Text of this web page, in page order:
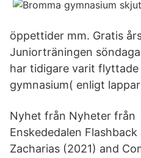
öppettider mm. Gratis
Juniorträningen
har tidigare varit flyttade
gymnasium( enligt
Nyhet från Nyheter från
Enskededalen
Zacharias (2021) and